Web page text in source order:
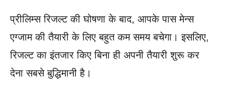
प्रीलिम्स रिजल्ट की घोषणा के बाद, आपके पास मेन्स
एग्जाम की तैयारी के लिए बहुत कम समय बचेगा। इसलिए,
रिजल्ट का इंतजार किए बिना ही अपनी तैयारी शुरू कर
देना सबसे बुद्धिमानी है।